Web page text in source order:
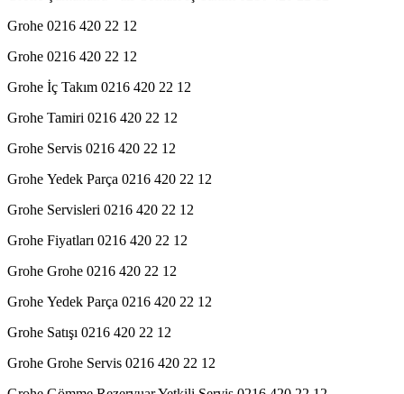
Grohe 0216 420 22 12
Grohe 0216 420 22 12
Grohe İç Takım 0216 420 22 12
Grohe Tamiri 0216 420 22 12
Grohe Servis 0216 420 22 12
Grohe Yedek Parça 0216 420 22 12
Grohe Servisleri 0216 420 22 12
Grohe Fiyatları 0216 420 22 12
Grohe Grohe 0216 420 22 12
Grohe Yedek Parça 0216 420 22 12
Grohe Satışı 0216 420 22 12
Grohe Grohe Servis 0216 420 22 12